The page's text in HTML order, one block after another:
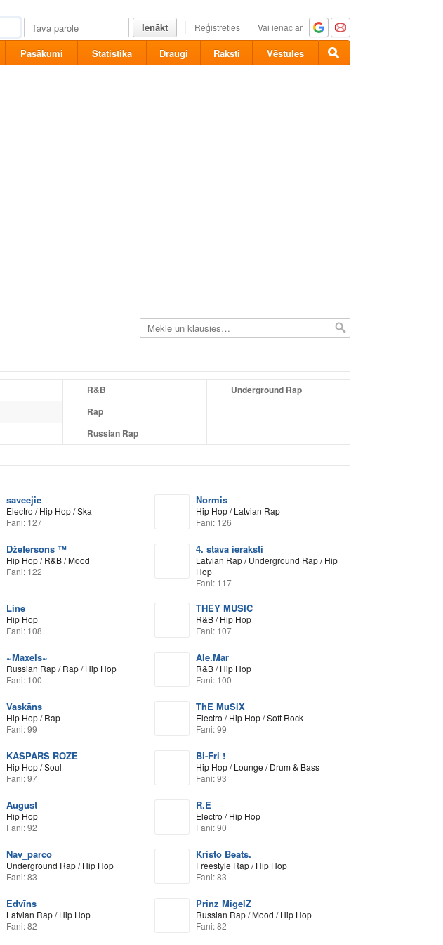
Ienākt Reģistrēties Vai ienāc ar
Pasākumi Statistika Draugi Raksti Vēstules
R&B
Underground Rap
Rap
Russian Rap
saveejie
Electro / Hip Hop / Ska
Fani: 127
Normis
Hip Hop / Latvian Rap
Fani: 126
Džefersons ™
Hip Hop / R&B / Mood
Fani: 122
4. stāva ieraksti
Latvian Rap / Underground Rap / Hip
Hop
Fani: 117
Linē
Hip Hop
Fani: 108
THEY MUSIC
R&B / Hip Hop
Fani: 107
~Maxels~
Russian Rap / Rap / Hip Hop
Fani: 100
Ale.Mar
R&B / Hip Hop
Fani: 100
Vaskāns
Hip Hop / Rap
Fani: 99
ThE MuSiX
Electro / Hip Hop / Soft Rock
Fani: 99
KASPARS ROZE
Hip Hop / Soul
Fani: 97
Bi-Fri !
Hip Hop / Lounge / Drum & Bass
Fani: 93
August
Hip Hop
Fani: 92
R.E
Electro / Hip Hop
Fani: 90
Nav_parco
Underground Rap / Hip Hop
Fani: 83
Kristo Beats.
Freestyle Rap / Hip Hop
Fani: 83
Edvīns
Latvian Rap / Hip Hop
Fani: 82
Prinz MigelZ
Russian Rap / Mood / Hip Hop
Fani: 82